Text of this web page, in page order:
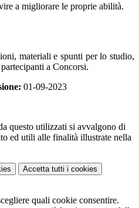
a migliorare le proprie abilità.
materiali e spunti per lo studio,
a Concorsi.
01-09-2023
questo utilizzati si avvalgono di
ed utili alle finalità illustrate nella
Accetta tutti i cookies
quali cookie consentire.